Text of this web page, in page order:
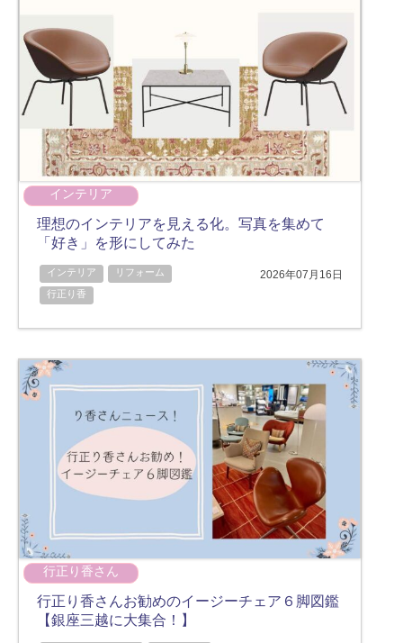
インテリア
理想のインテリアを見える化。写真を集めて
「好き」を形にしてみた
インテリア
リフォーム
行正り香
2026年07月16日
行正り香さん
行正り香さんお勧めのイージーチェア６脚図鑑
【銀座三越に大集合！】